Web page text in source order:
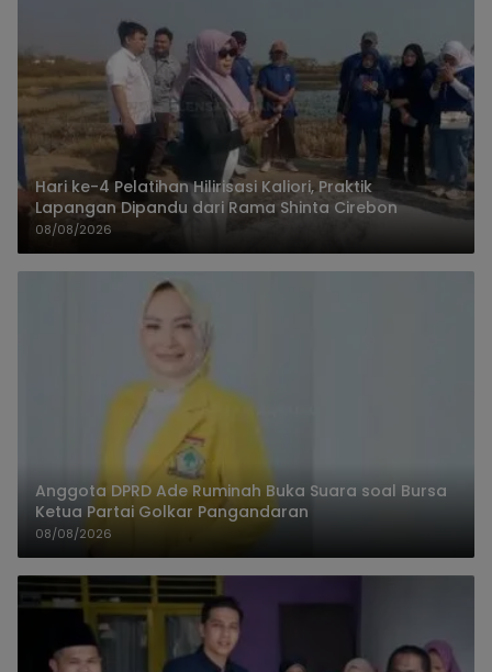
Hari ke-4 Pelatihan Hilirisasi Kaliori, Praktik
Lapangan Dipandu dari Rama Shinta Cirebon
08/08/2026
Anggota DPRD Ade Ruminah Buka Suara soal Bursa
Ketua Partai Golkar Pangandaran
08/08/2026